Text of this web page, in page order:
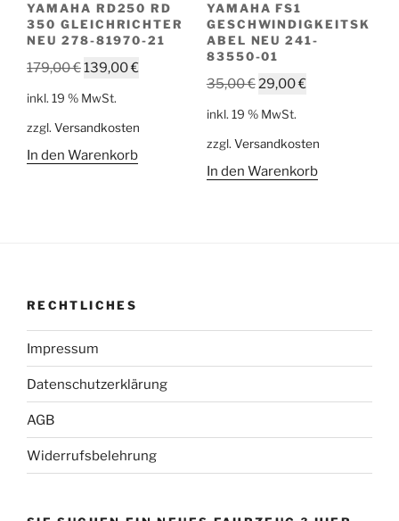
YAMAHA RD250 RD
350 GLEICHRICHTER
NEU 278-81970-21
179,00€Ursprünglicher
179,00 €
139,00€Aktueller
139,00 €.
inkl. 19 % MwSt.
zzgl. Versandkosten
In den Warenkorb
YAMAHA FS1
GESCHWINDIGKEITSK
ABEL NEU 241-
83550-01
35,00€ Ursprünglicher
35,00 €
29,00€Aktueller
29,00 €.
inkl. 19 % MwSt.
zzgl. Versandkosten
In den Warenkorb
RECHTLICHES
Impressum
Datenschutzerklärung
AGB
Widerrufsbelehrung